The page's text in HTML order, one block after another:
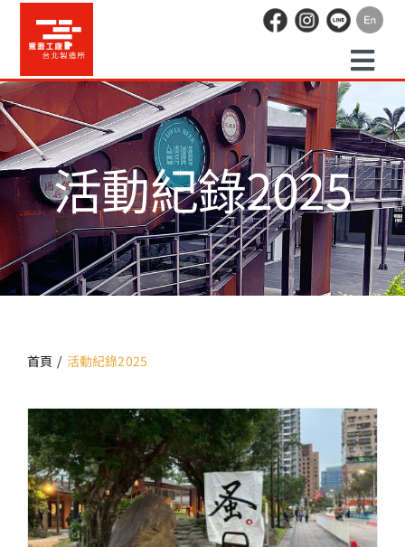
content
預約走讀
場地租借
活動紀錄
職人空間
13+新創課程
13+實證場域
園區資源
活動紀錄2025
首頁 活動紀錄2025